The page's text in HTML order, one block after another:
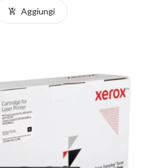
Aggiungi